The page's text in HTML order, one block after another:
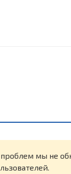
проблем мы не